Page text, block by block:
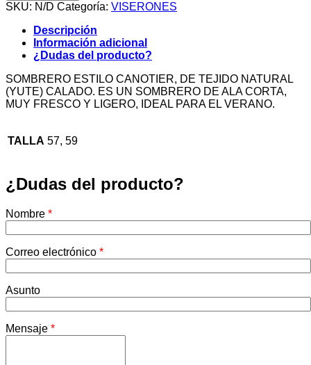
SKU: N/D Categoría: VISERONES
Descripción
Información adicional
¿Dudas del producto?
SOMBRERO ESTILO CANOTIER, DE TEJIDO NATURAL
(YUTE) CALADO. ES UN SOMBRERO DE ALA CORTA,
MUY FRESCO Y LIGERO, IDEAL PARA EL VERANO.
TALLA 57, 59
¿Dudas del producto?
Nombre *
Correo electrónico *
Asunto
Mensaje *